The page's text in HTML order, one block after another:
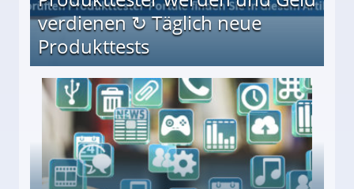
verdienen ↻ Täglich neue
Produkttests
↻ Täglich neue Produkttests